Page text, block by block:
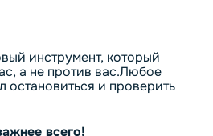
инструмент, который
а не против вас.Любое
остановиться и проверить
всего!